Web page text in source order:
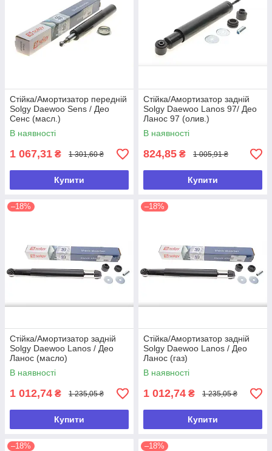
Стійка/Амортизатор передній
Solgy Daewoo Sens / Део
Сенс (масл.)
В наявності
1 067,31 ₴ 1 301,60 ₴
Купити
Стійка/Амортизатор задній
Solgy Daewoo Lanos 97/ Део
Ланос 97 (олив.)
В наявності
824,85 ₴ 1 005,91 ₴
Купити
–18%
Стійка/Амортизатор задній
Solgy Daewoo Lanos / Део
Ланос (масло)
В наявності
1 012,74 ₴ 1 235,05 ₴
Купити
–18%
Стійка/Амортизатор задній
Solgy Daewoo Lanos / Део
Ланос (газ)
В наявності
1 012,74 ₴ 1 235,05 ₴
Купити
–18% –18%